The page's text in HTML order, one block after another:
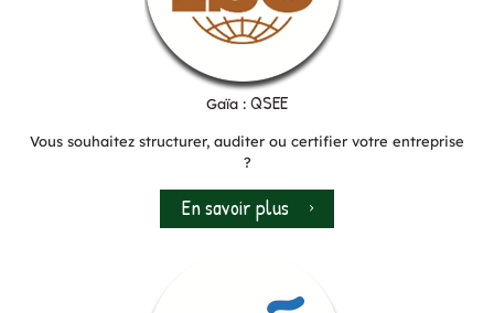
Gaïa : QSEE
Vous souhaitez structurer, auditer ou certifier votre entreprise
?
En savoir plus